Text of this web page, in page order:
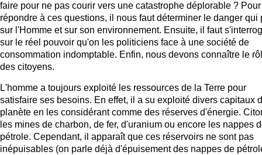
faire pour ne pas courir vers une catastrophe déplorable ? Pour
répondre à ces questions, il nous faut déterminer le danger qui
sur l'Homme et sur son environnement. Ensuite, il faut
sur le réel pouvoir qu'on les politiciens face à une société de
consommation indomptable. Enfin, nous devons connaître le
des citoyens.
L'homme a toujours exploité les ressources de la Terre pour
satisfaire ses besoins. En effet, il a su exploité divers capitaux
planète en les considérant comme des réserves d'énergie.
les mines de charbon, de fer, d'uranium ou encore les nappes
pétrole. Cependant, il apparaît que ces réservoirs ne sont pas
inépuisables (on parle déjà d'épuisement des nappes de